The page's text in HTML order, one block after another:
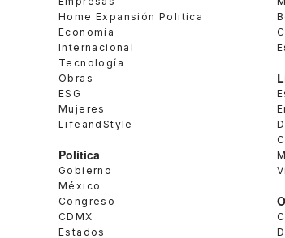
Home Expansión Politica
Economía
Internacional
Tecnología
Obras
ESG
Mujeres
LifeandStyle
Política
Gobierno
México
Congreso
CDMX
Estados